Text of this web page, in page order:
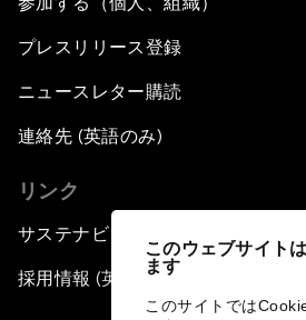
このウェブサイト
ます
このサイトでは
プレスリリース登録
ニュースレター購読
連絡先 (英語のみ)
リンク
サステナビリティへの取り組み
採用情報 (英語のみ)